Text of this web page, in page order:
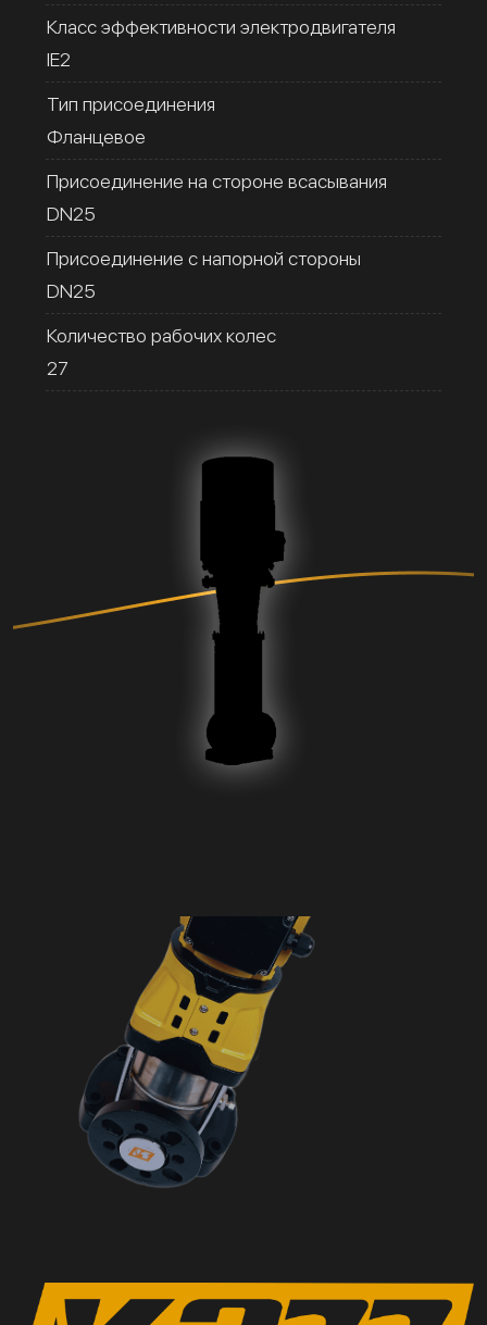
Класс эффективности электродвигателя
IE2
Тип присоединения
Фланцевое
Присоединение на стороне всасывания
DN25
Присоединение с напорной стороны
DN25
Количество рабочих колес
27